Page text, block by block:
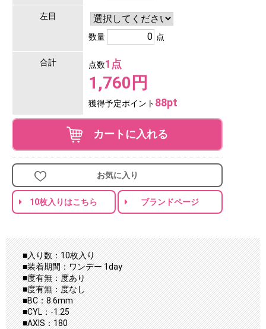
左目
数量 点
合計 点数1点
1,760円
獲得予定ポイント 88pt
カートに入れる
お気に入り
10枚入りはこちら ブランドページ
■入り数：10枚入り
■装着期間：ワンデー 1day
■度有無：度あり
■度有無：度なし
■BC：8.6mm
■CYL：-1.25
■AXIS：180